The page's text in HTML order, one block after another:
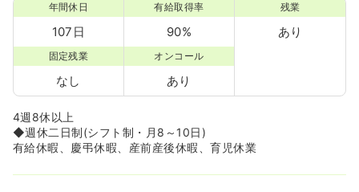
年間休日
107日
有給取得率
90%
残業
あり
固定残業
なし
オンコール
あり
4週8休以上
◆週休二日制(シフト制・月8～10日)
有給休暇、慶弔休暇、産前産後休暇、育児休業